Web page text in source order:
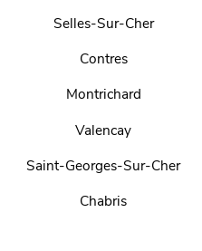
Selles-Sur-Cher
Contres
Montrichard
Valencay
Saint-Georges-Sur-Cher
Chabris